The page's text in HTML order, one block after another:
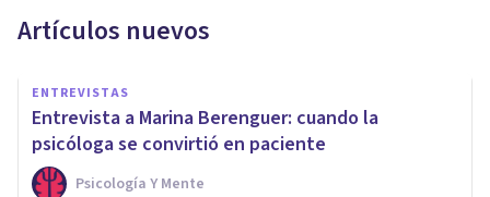
Artículos nuevos
ENTREVISTAS
Entrevista a Marina Berenguer: cuando la
psicóloga se convirtió en paciente
Psicología Y Mente